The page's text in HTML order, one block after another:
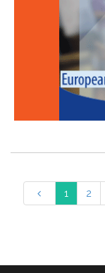
1 2